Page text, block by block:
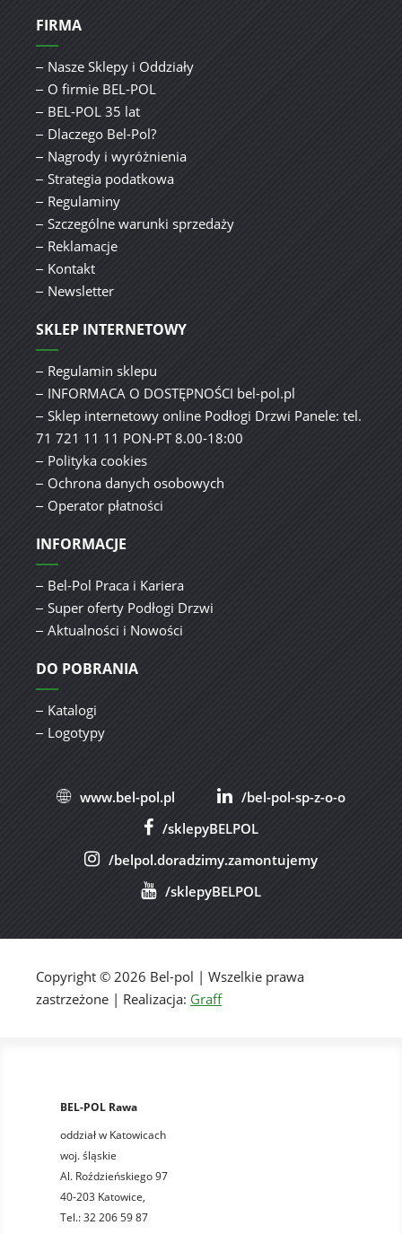
FIRMA
Nasze Sklepy i Oddziały
O firmie BEL-POL
BEL-POL 35 lat
Dlaczego Bel-Pol?
Nagrody i wyróżnienia
Strategia podatkowa
Regulaminy
Szczególne warunki sprzedaży
Reklamacje
Kontakt
Newsletter
SKLEP INTERNETOWY
Regulamin sklepu
INFORMACA O DOSTĘPNOŚCI bel-pol.pl
Sklep internetowy online Podłogi Drzwi Panele: tel.
71 721 11 11 PON-PT 8.00-18:00
Polityka cookies
Ochrona danych osobowych
Operator płatności
INFORMACJE
Bel-Pol Praca i Kariera
Super oferty Podłogi Drzwi
Aktualności i Nowości
DO POBRANIA
Katalogi
Logotypy
www.bel-pol.pl
/bel-pol-sp-z-o-o
/sklepyBELPOL
/belpol.doradzimy.zamontujemy
/sklepyBELPOL
Copyright © 2026 Bel-pol | Wszelkie prawa
zastrzeżone | Realizacja: Graff
BEL-POL Rawa
oddział w Katowicach
woj. śląskie
Al. Roździeńskiego 97
40-203 Katowice,
Tel.: 32 206 59 87